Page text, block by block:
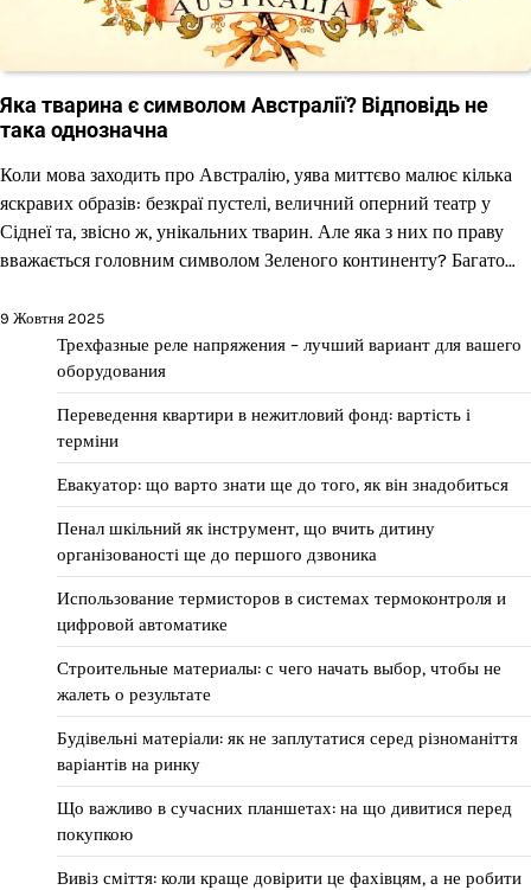
Яка тварина є символом Австралії? Відповідь не
така однозначна
Коли мова заходить про Австралію, уява миттєво малює кілька
яскравих образів: безкраї пустелі, величний оперний театр у
Сіднеї та, звісно ж, унікальних тварин. Але яка з них по праву
вважається головним символом Зеленого континенту? Багато…
9 Жовтня 2025
Трехфазные реле напряжения – лучший вариант для вашего
оборудования
Переведення квартири в нежитловий фонд: вартість і
терміни
Евакуатор: що варто знати ще до того, як він знадобиться
Пенал шкільний як інструмент, що вчить дитину
організованості ще до першого дзвоника
Использование термисторов в системах термоконтроля и
цифровой автоматике
Строительные материалы: с чего начать выбор, чтобы не
жалеть о результате
Будівельні матеріали: як не заплутатися серед різноманіття
варіантів на ринку
Що важливо в сучасних планшетах: на що дивитися перед
покупкою
Вивіз сміття: коли краще довірити це фахівцям, а не робити